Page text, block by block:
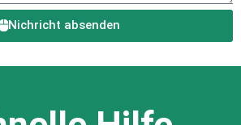
Nichricht absenden